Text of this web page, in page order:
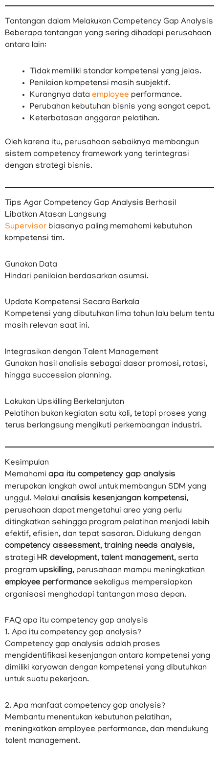
Tantangan dalam Melakukan Competency Gap Analysis
Beberapa tantangan yang sering dihadapi perusahaan
antara lain:
Tidak memiliki standar kompetensi yang jelas.
Penilaian kompetensi masih subjektif.
Kurangnya data employee performance.
Perubahan kebutuhan bisnis yang sangat cepat.
Keterbatasan anggaran pelatihan.
Oleh karena itu, perusahaan sebaiknya membangun
sistem competency framework yang terintegrasi
dengan strategi bisnis.
Tips Agar Competency Gap Analysis Berhasil
Libatkan Atasan Langsung
Supervisor biasanya paling memahami kebutuhan
kompetensi tim.
Gunakan Data
Hindari penilaian berdasarkan asumsi.
Update Kompetensi Secara Berkala
Kompetensi yang dibutuhkan lima tahun lalu belum tentu
masih relevan saat ini.
Integrasikan dengan Talent Management
Gunakan hasil analisis sebagai dasar promosi, rotasi,
hingga succession planning.
Lakukan Upskilling Berkelanjutan
Pelatihan bukan kegiatan satu kali, tetapi proses yang
terus berlangsung mengikuti perkembangan industri.
Kesimpulan
Memahami apa itu competency gap analysis
merupakan langkah awal untuk membangun SDM yang
unggul. Melalui analisis kesenjangan kompetensi,
perusahaan dapat mengetahui area yang perlu
ditingkatkan sehingga program pelatihan menjadi lebih
efektif, efisien, dan tepat sasaran. Didukung dengan
competency assessment, training needs analysis,
strategi HR development, talent management, serta
program upskilling, perusahaan mampu meningkatkan
employee performance sekaligus mempersiapkan
organisasi menghadapi tantangan masa depan.
FAQ apa itu competency gap analysis
1. Apa itu competency gap analysis?
Competency gap analysis adalah proses
mengidentifikasi kesenjangan antara kompetensi yang
dimiliki karyawan dengan kompetensi yang dibutuhkan
untuk suatu pekerjaan.
2. Apa manfaat competency gap analysis?
Membantu menentukan kebutuhan pelatihan,
meningkatkan employee performance, dan mendukung
talent management.